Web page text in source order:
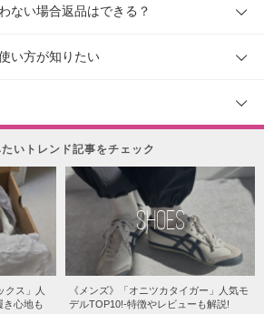
ない場合返品はできる？
い方が知りたい
いトレンド記事をチェック
クス」人
き心地も
SHOES
《メンズ》「オニツカタイガー」人気モ
デルTOP10!-特徴やレビューも解説!